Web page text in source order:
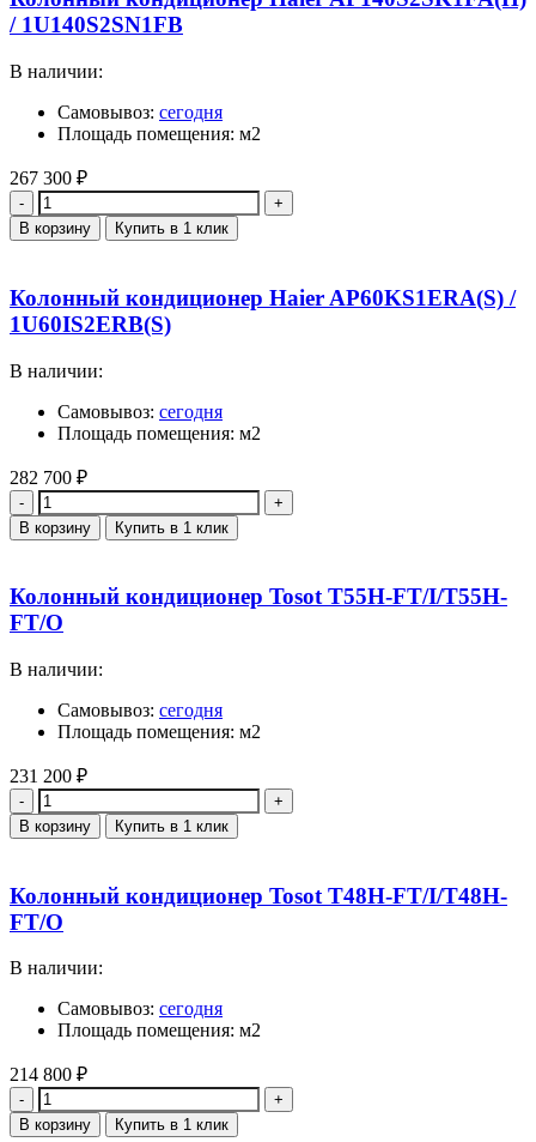
/ 1U140S2SN1FB
В наличии:
Самовывоз: сегодня
Площадь помещения: м2
267 300 ₽
Количество
В корзину Купить в 1 клик
Колонный кондиционер Haier AP60KS1ERA(S) /
1U60IS2ERB(S)
В наличии:
Самовывоз: сегодня
Площадь помещения: м2
282 700 ₽
Количество
В корзину Купить в 1 клик
Колонный кондиционер Tosot Т55H-FT/I/Т55H-
FT/O
В наличии:
Самовывоз: сегодня
Площадь помещения: м2
231 200 ₽
Количество
В корзину Купить в 1 клик
Колонный кондиционер Tosot Т48H-FT/I/Т48H-
FT/O
В наличии:
Самовывоз: сегодня
Площадь помещения: м2
214 800 ₽
Количество
В корзину Купить в 1 клик